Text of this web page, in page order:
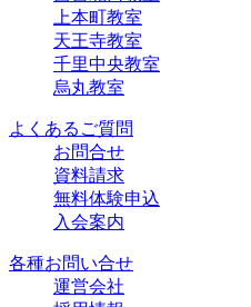
上本町教室
天王寺教室
千里中央教室
烏丸教室
よくあるご質問
お問合せ
資料請求
無料体験申込
入会案内
各種お問い合せ
運営会社